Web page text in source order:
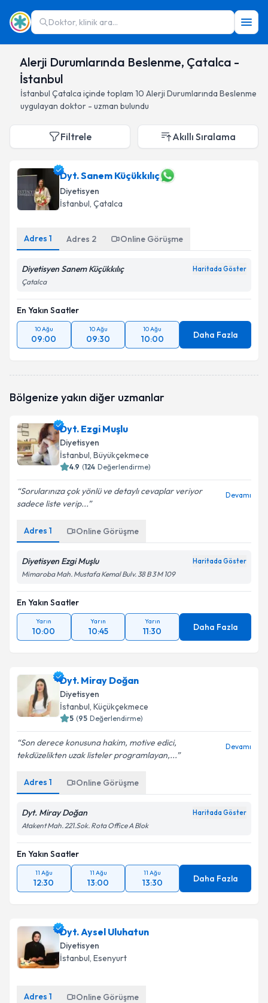
Doktor, klinik ara...
Alerji Durumlarında Beslenme, Çatalca -
İstanbul
İstanbul Çatalca içinde toplam 10 Alerji Durumlarında Beslenme
uygulayan doktor - uzman bulundu
Filtrele Akıllı Sıralama
Dyt. Sanem Küçükkılıç
Diyetisyen
İstanbul, Çatalca
Adres 1 Adres 2 Online Görüşme
Diyetisyen Sanem Küçükkılıç Haritada Göster
Çatalca
En Yakın Saatler
10 Ağu
09:00
10 Ağu
09:30
10 Ağu
10:00 Daha Fazla
Bölgenize yakın diğer uzmanlar
Dyt. Ezgi Muşlu
Diyetisyen
İstanbul, Büyükçekmece
4.9 (124 Değerlendirme)
Sorularınıza çok yönlü ve detaylı cevaplar veriyor
sadece liste verip...
Devamı
Adres 1 Online Görüşme
Diyetisyen Ezgi Muşlu Haritada Göster
Mimaroba Mah. Mustafa Kemal Bulv. 38 B 3 M 109
En Yakın Saatler
Yarın
10:00
Yarın
10:45
Yarın
11:30 Daha Fazla
Dyt. Miray Doğan
Diyetisyen
İstanbul, Küçükçekmece
5 (95 Değerlendirme)
Son derece konusuna hakim, motive edici,
tekdüzelikten uzak listeler programlayan,...
Devamı
Adres 1 Online Görüşme
Dyt. Miray Doğan Haritada Göster
Atakent Mah. 221.Sok. Rota Office A Blok
En Yakın Saatler
11 Ağu
12:30
11 Ağu
13:00
11 Ağu
13:30 Daha Fazla
Dyt. Aysel Uluhatun
Diyetisyen
İstanbul, Esenyurt
Adres 1 Online Görüşme